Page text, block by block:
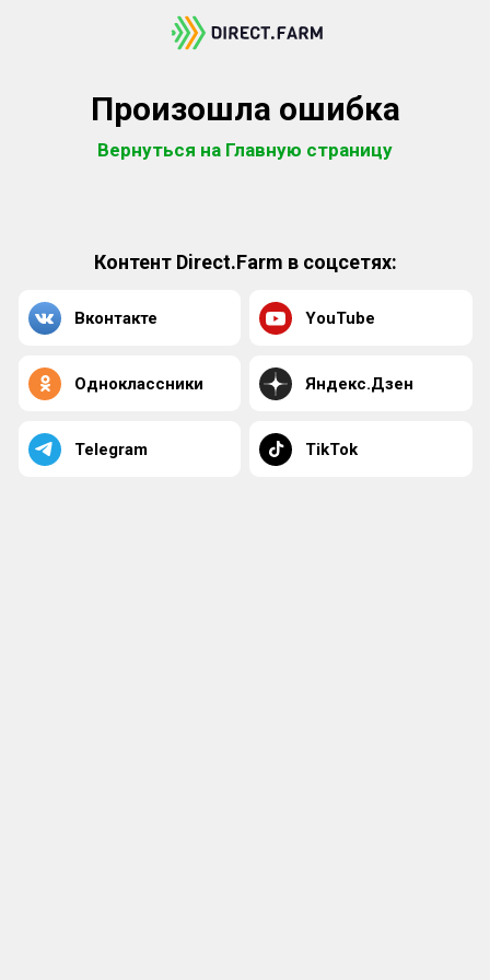
Произошла ошибка
Вернуться на Главную страницу
Контент Direct.Farm в соцсетях:
Вконтакте YouTube
Одноклассники Яндекс.Дзен
Telegram TikTok